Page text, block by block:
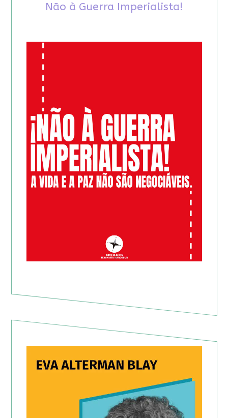
Não à Guerra Imperialista!